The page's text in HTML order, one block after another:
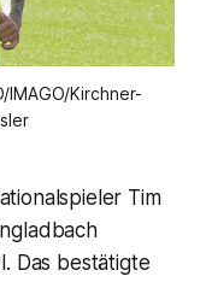
IMAGO/Kirchner-
Tim
Das bestätigte